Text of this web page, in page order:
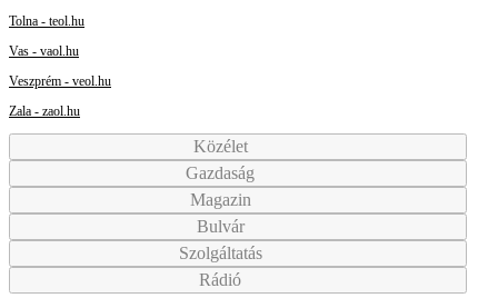
Tolna - teol.hu
Vas - vaol.hu
Veszprém - veol.hu
Zala - zaol.hu
Közélet
Gazdaság
Magazin
Bulvár
Szolgáltatás
Rádió